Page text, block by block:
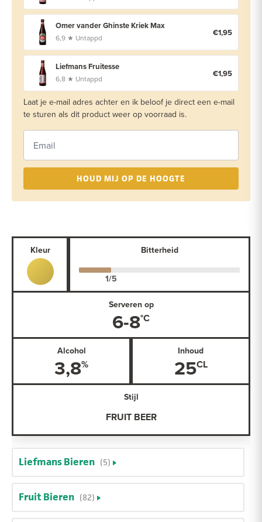
Omer vander Ghinste Kriek Max
6,9 ★ Untappd €1,95
Liefmans Fruitesse
6,8 ★ Untappd €1,95
Laat je e-mail adres achter en ik beloof je direct een e-mail
te sturen als dit product weer op voorraad is.
HOUD MIJ OP DE HOOGTE
Kleur Bitterheid
Serveren op
6-8
Alcohol
3,8
Inhoud
25
Stijl
FRUIT BEER
Liefmans Bieren (5)
Fruit Bieren (82)